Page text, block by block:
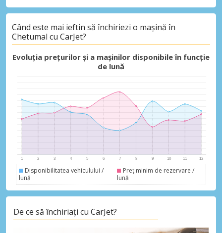
Când este mai ieftin să închiriezi o mașină în
Chetumal cu CarJet?
Evoluția prețurilor și a mașinilor disponibile în funcție
de lună
Disponibilitatea vehiculului /
lună
Preț minim de rezervare /
lună
De ce să închiriați cu CarJet?